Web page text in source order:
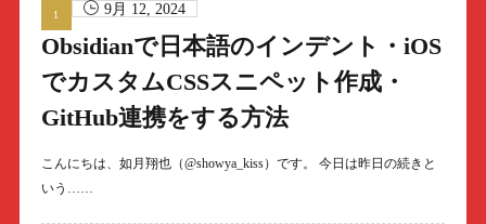
9月 12, 2024
Obsidianで日本語のインデント・iOS
でカスタムCSSスニペット作成・
GitHub連携をする方法
こんにちは、如月翔也（@showya_kiss）です。 今日は昨日の続きと
いう……